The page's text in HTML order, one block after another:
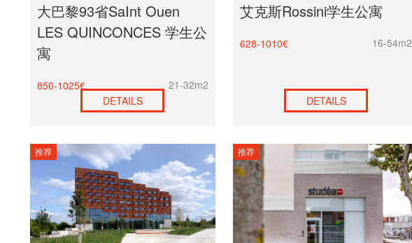
大巴黎93省SaInt Ouen
LES QUINCONCES 学生公
寓
850-1025€
21-32m2
DETAILS
艾克斯Rossini学生公寓
628-1010€ 16-54m2
DETAILS
推荐 推荐